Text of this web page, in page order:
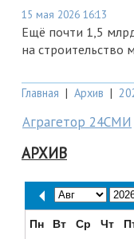
15 мая 2026 16:13
Ещё почти 1,5
на
Главная | Архив |
Аграгетор 24СМИ
АРХИВ
Пн Вт Ср Чт